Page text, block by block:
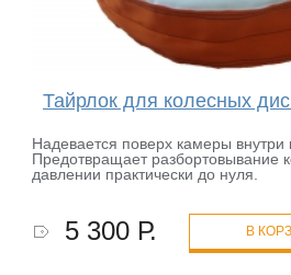
Тайрлок для колесных
Надевается поверх камеры внутри
Предотвращает разбортовывание
давлении практически до нуля.
5 300 Р. В